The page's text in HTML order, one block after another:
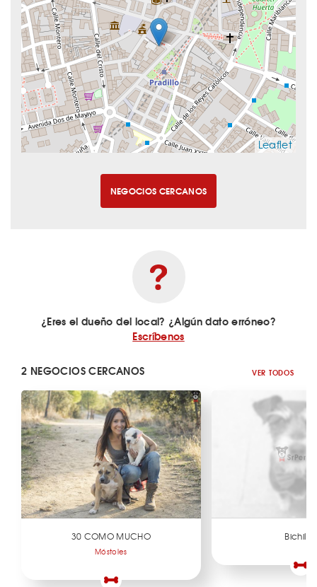
Leaflet
NEGOCIOS CERCANOS
¿Eres el dueño del local? ¿Algún dato erróneo?
Escríbenos
2 NEGOCIOS CERCANOS VER TODOS
30 COMO MUCHO
Móstoles
Bichillos